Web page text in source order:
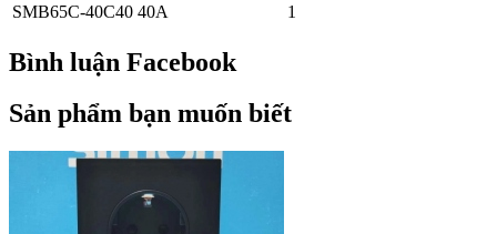
SMB65C-40C40 40A 1
Bình luận Facebook
Sản phẩm bạn muốn biết